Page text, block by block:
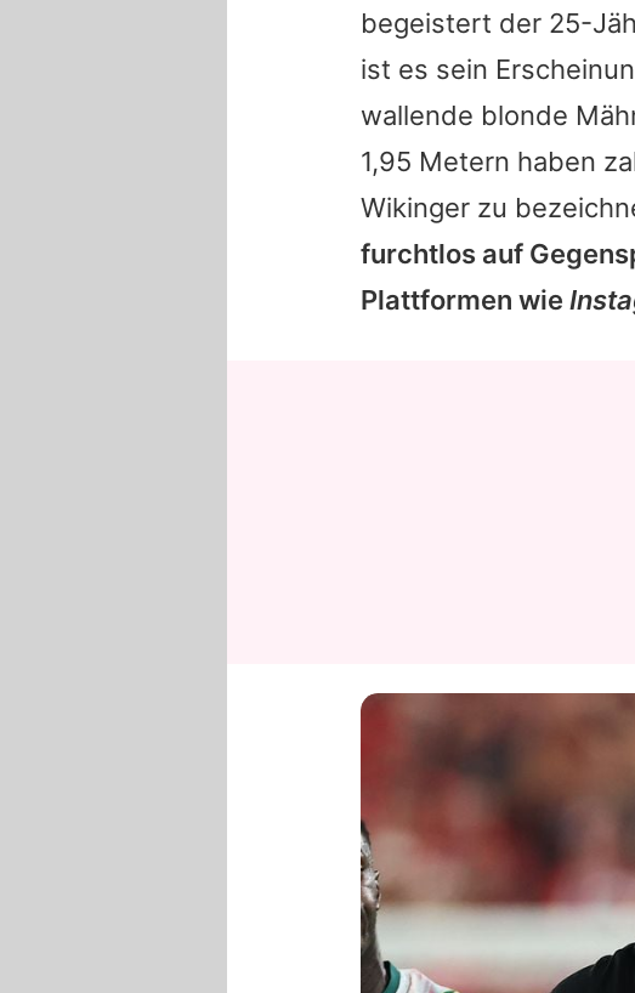
begeistert der 25-
ist es sein
wallende blonde
1,95 Metern haben
Wikinger zu
furchtlos auf
Plattformen wie